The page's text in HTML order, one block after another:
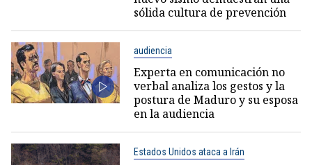
sólida cultura de prevención
audiencia
Experta en comunicación no
verbal analiza los gestos y la
postura de Maduro y su esposa
en la audiencia
Estados Unidos ataca a Irán